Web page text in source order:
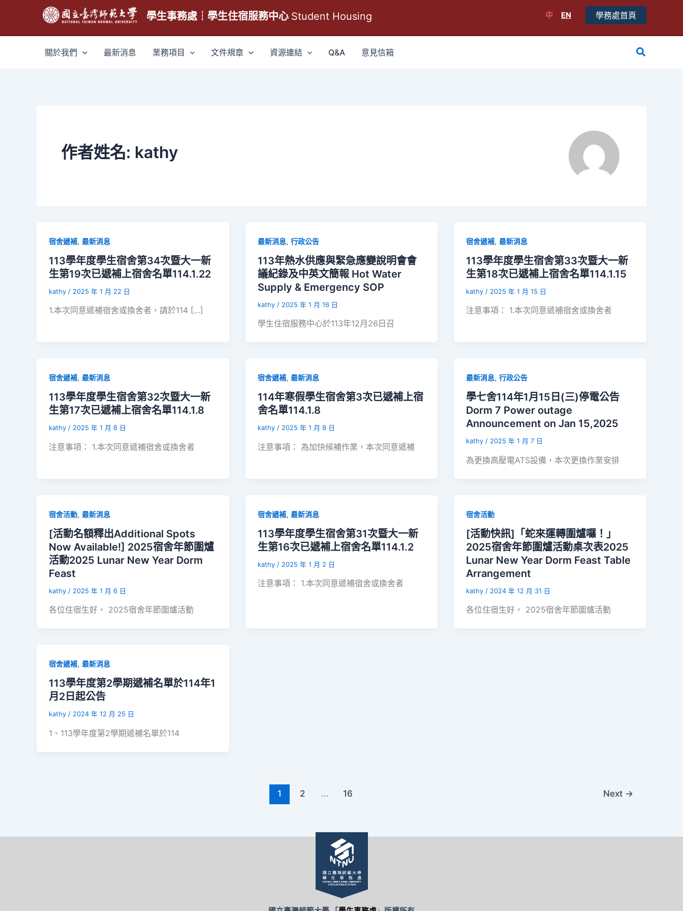
主
學生事務處┆學生住宿服務中心 Student Housing 中 EN 學務處首頁
關於我們 最新消息 業務項目 文件規章 資源連結 Q&A 意見信箱
搜
作者姓名: kathy
宿舍遞補, 最新消息
113學年度學生宿舍第34次暨大一新
生第19次已遞補上宿舍名單114.1.22
kathy / 2025 年 1 月 22 日
1.本次同意遞補宿舍或換舍者，請於114 […]
最新消息, 行政公告
113年熱水供應與緊急應變說明會會
議紀錄及中英文簡報 Hot Water
Supply & Emergency SOP
kathy / 2025 年 1 月 16 日
學生住宿服務中心於113年12月26日召
宿舍遞補,最新消息
113學年度學生宿舍第33次暨大一新
生第18次已遞補上宿舍名單114.1.15
kathy / 2025 年 1 月 15 日
注意事項： 1.本次同意遞補宿舍或換舍者
宿舍遞補, 最新消息
113學年度學生宿舍第32次暨大一新
生第17次已遞補上宿舍名單114.1.8
kathy / 2025 年 1 月 8 日
注意事項： 1.本次同意遞補宿舍或換舍者
宿舍遞補, 最新消息
114年寒假學生宿舍第3次已遞補上宿
舍名單114.1.8
kathy / 2025 年 1 月 8 日
注意事項： 為加快候補作業，本次同意遞補
最新消息,行政公告
學七舍114年1月15日(三)停電公告
Dorm 7 Power outage
Announcement on Jan 15,2025
kathy/ 2025 年 1 月 7 日
為更換高壓電ATS設備，本次更換作業安排
宿舍活動, 最新消息
[活動名額釋出Additional Spots
Now Available!] 2025宿舍年節圍爐
活動2025 Lunar New Year Dorm
Feast
kathy / 2025 年 1 月 6 日
各位住宿生好， 2025宿舍年節圍爐活動
宿舍遞補, 最新消息
113學年度學生宿舍第31次暨大一新
生第16次已遞補上宿舍名單114.1.2
kathy / 2025 年 1 月 2 日
注意事項： 1.本次同意遞補宿舍或換舍者
宿舍活動
[活動快訊]「蛇來運轉圍爐囉！」
2025宿舍年節圍爐活動桌次表2025
Lunar New Year Dorm Feast Table
Arrangement
kathy / 2024 年 12 月 31 日
各位住宿生好， 2025宿舍年節圍爐活動
宿舍遞補, 最新消息
113學年度第2學期遞補名單於114年1
月2日起公告
kathy / 2024 年 12 月 25 日
1、113學年度第2學期遞補名單於114
1 2 ... 16 Next →